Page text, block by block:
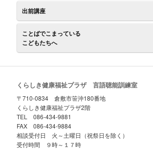
出前講座
ことばでこまっている
こどもたちへ
くらしき健康福祉プラザ 言語聴能訓練室
〒710-0834 倉敷市笹沖180番地
くらしき健康福祉プラザ2階
TEL 086-434-9881
FAX 086-434-9884
相談受付日 火～土曜日（祝祭日を除く）
受付時間 ９時～１７時